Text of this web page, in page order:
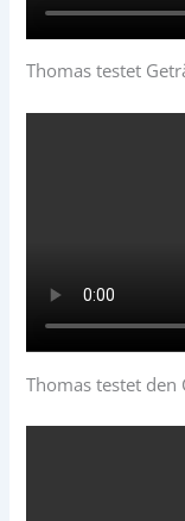
Thomas testet
Thomas testet